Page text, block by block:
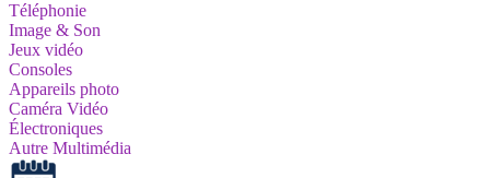
Téléphonie
Image & Son
Jeux vidéo
Consoles
Appareils photo
Caméra Vidéo
Électroniques
Autre Multimédia